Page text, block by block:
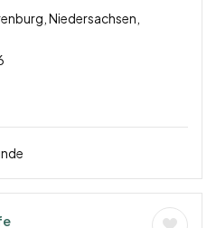
Niedersachsen,